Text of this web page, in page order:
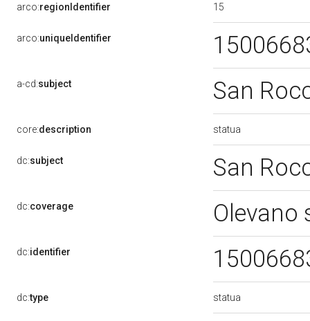
arco:regionIdentifier 15
arco:uniqueIdentifier
a-cd:subject San
core:description statua
dc:subject San
dc:coverage Olevano
dc:identifier
dc:type statua